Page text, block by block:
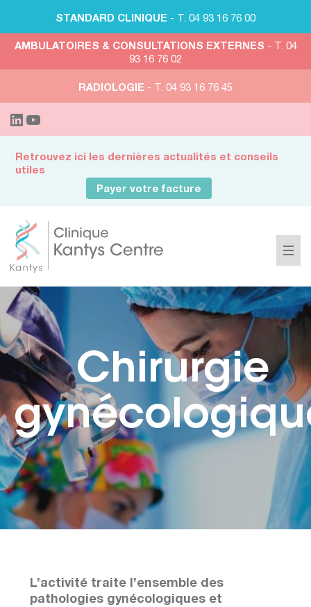
STANDARD CLINIQUE - T. 04 93 16 76 00
AMBULATOIRES & CONSULTATIONS EXTERNES - T. 04
93 16 76 02
RADIOLOGIE - T. 04 93 16 76 45
Retrouvez ici les dernières actualités et conseils
utiles
Payer votre facture
Chirurgie
L’activité traite l’ensemble des
pathologies gynécologiques et